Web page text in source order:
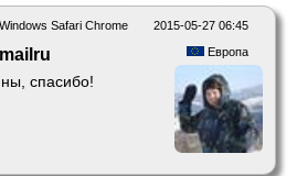
2015-05-27 06:45
Windows Safari Chrome
Европа
спасибо!